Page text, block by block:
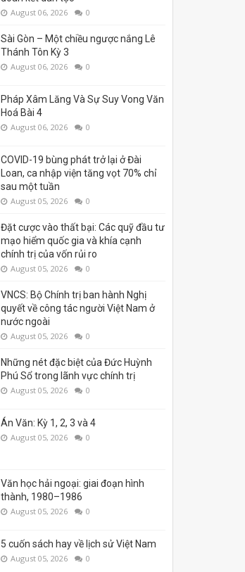
August 06, 2026 0
Sài Gòn – Một chiều ngược nắng Lê
Thánh Tôn Kỳ 3
August 06, 2026 0
Pháp Xâm Lăng Và Sự Suy Vong Văn
Hoá Bài 4
August 06, 2026 0
COVID-19 bùng phát trở lại ở Đài
Loan, ca nhập viện tăng vọt 70% chỉ
sau một tuần
August 05, 2026 0
Đặt cược vào thất bại: Các quỹ đầu tư
mạo hiểm quốc gia và khía cạnh
chính trị của vốn rủi ro
August 05, 2026 0
VNCS: Bộ Chính trị ban hành Nghị
quyết về công tác người Việt Nam ở
nước ngoài
August 05, 2026 0
Những nét đặc biệt của Đức Huỳnh
Phú Sổ trong lãnh vực chính trị
August 05, 2026 0
Án Văn: Kỳ 1, 2, 3 và 4
August 05, 2026 0
Văn học hải ngoại: giai đoạn hình
thành, 1980–1986
August 05, 2026 0
5 cuốn sách hay về lịch sử Việt Nam
August 05, 2026 0